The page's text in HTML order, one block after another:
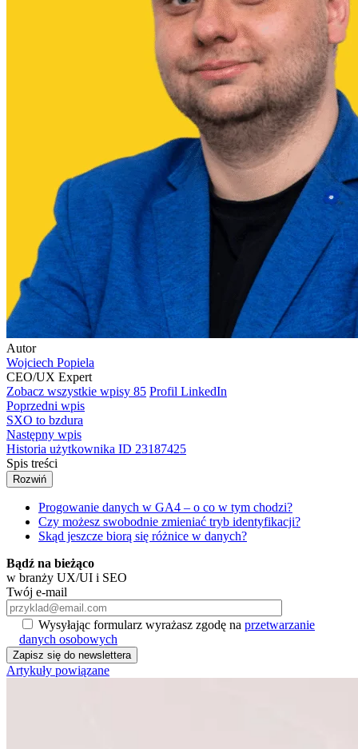
Autor
Wojciech Popiela
CEO/UX Expert
Zobacz wszystkie wpisy 85 Profil LinkedIn
Poprzedni wpis
SXO to bzdura
Następny wpis
Historia użytkownika ID 23187425
Spis treści
Rozwiń
Progowanie danych w GA4 – o co w tym chodzi?
Czy możesz swobodnie zmieniać tryb identyfikacji?
Skąd jeszcze biorą się różnice w danych?
Bądź na bieżąco
w branży UX/UI i SEO
Twój e-mail
Wysyłając formularz wyrażasz zgodę na przetwarzanie
danych osobowych
Artykuły powiązane